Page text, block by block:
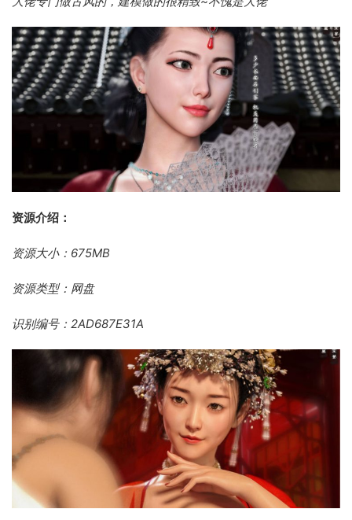
资源介绍：
资源大小：675MB
资源类型：网盘
识别编号：2AD687E31A